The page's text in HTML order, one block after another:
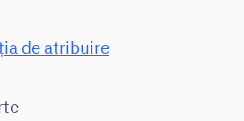
de atribuire